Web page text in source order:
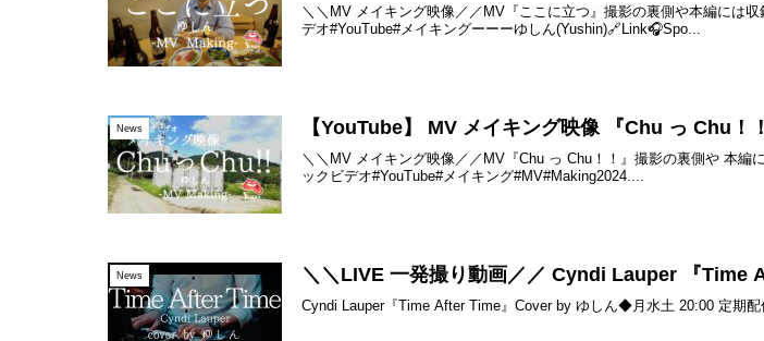
＼＼MV メイキング映像／／MV『ここに立つ』撮影の裏側や本編には
デオ#YouTube#メイキングーーーゆしん(Yushin)🔗Link🎧Spo...
News 【YouTube】 MV メイキング映像 『Chu っ Chu！
＼＼MV メイキング映像／／MV『Chu っ Chu！！』撮影の裏側や 本
ックビデオ#YouTube#メイキング#MV#Making2024....
News ＼＼LIVE 一発撮り動画／／ Cyndi Lauper 『Time
Cyndi Lauper『Time After Time』Cover by ゆしん◆月水土 20:00 定期